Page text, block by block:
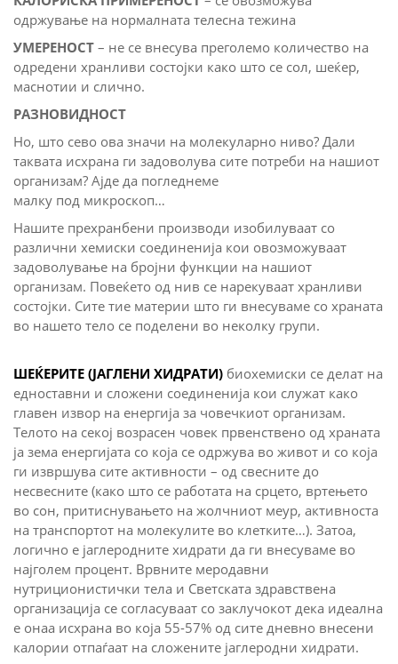
одржување на нормалната телесна тежина
УМЕРЕНОСТ – не се внесува преголемо количество на
одредени хранливи состојки како што се сол, шеќер,
маснотии и слично.
РАЗНОВИДНОСТ
Но, што сево ова значи на молекуларно ниво? Дали
таквата исхрана ги задоволува сите потреби на нашиот
организам? Ајде да погледнеме
малку под микроскоп…
Нашите прехранбени производи изобилуваат со
различни хемиски соединенија кои овозможуваат
задоволување на бројни функции на нашиот
организам. Повеќето од нив се нарекуваат хранливи
состојки. Сите тие материи што ги внесуваме со храната
во нашето тело се поделени во неколку групи.
ШЕЌЕРИТЕ (ЈАГЛЕНИ ХИДРАТИ) биохемиски се делат на
едноставни и сложени соединенија кои служат како
главен извор на енергија за човечкиот организам.
Телото на секој возрасен човек првенствено од храната
ја зема енергијата со која се одржува во живот и со која
ги извршува сите активности – од свесните до
несвесните (како што се работата на срцето, вртењето
во сон, притиснувањето на жолчниот меур, активноста
на транспортот на молекулите во клетките…). Затоа,
логично е јаглеродните хидрати да ги внесуваме во
најголем процент. Врвните меродавни
нутриционистички тела и Светската здравствена
организација се согласуваат со заклучокот дека идеална
е онаа исхрана во која 55-57% од сите дневно внесени
калории отпаѓаат на сложените јаглеродни хидрати.